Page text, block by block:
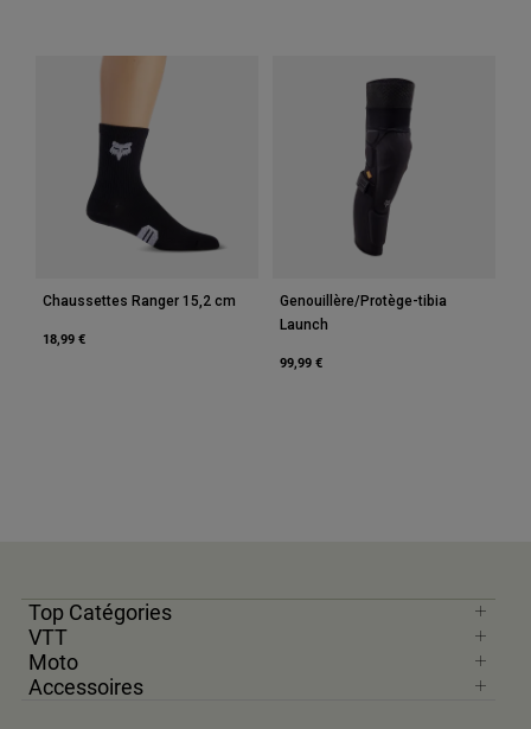
Chaussettes Ranger 15,2 cm
18,99 €
Genouillère/Protège-tibia
Launch
99,99 €
Top Catégories
VTT
Moto
Accessoires